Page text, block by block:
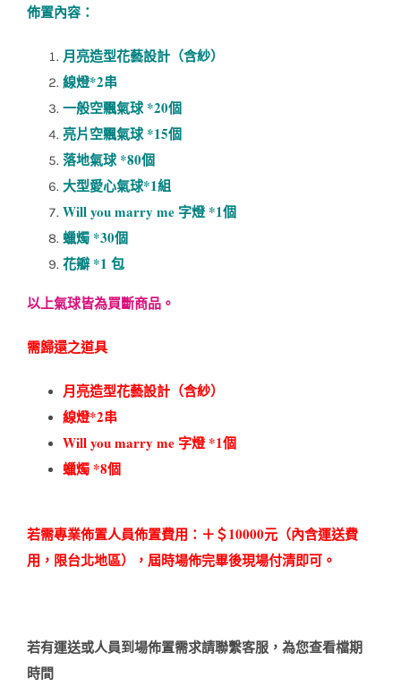
佈置內容：
月亮造型花藝設計（含紗）
線燈*2串
一般空飄氣球 *20個
亮片空飄氣球 *15個
落地氣球 *80個
大型愛心氣球*1組
Will you marry me 字燈 *1個
蠟燭 *30個
花瓣 *1 包
以上氣球皆為買斷商品。
需歸還之道具
月亮造型花藝設計（含紗）
線燈*2串
Will you marry me 字燈 *1個
蠟燭 *8個
若需專業佈置人員佈置費用：＋＄10000元（內含運送費
用，限台北地區），屆時場佈完畢後現場付清即可。
若有運送或人員到場佈置需求請聯繫客服，為您查看檔期
時間